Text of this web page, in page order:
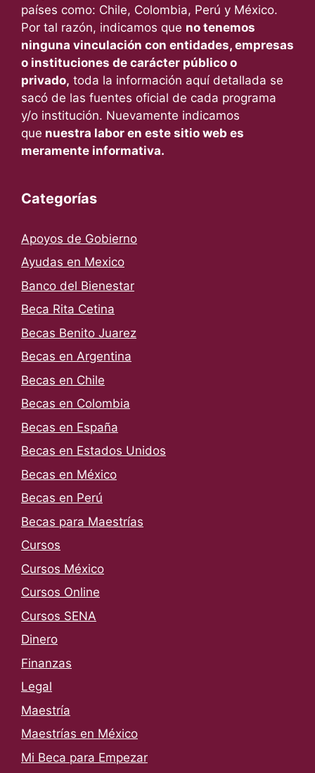
países como: Chile, Colombia, Perú y México.
Por tal razón, indicamos que no tenemos
ninguna vinculación con entidades, empresas
o instituciones de carácter público o
privado, toda la información aquí detallada se
sacó de las fuentes oficial de cada programa
y/o institución. Nuevamente indicamos
que nuestra labor en este sitio web es
meramente informativa.
Categorías
Apoyos de Gobierno
Ayudas en Mexico
Banco del Bienestar
Beca Rita Cetina
Becas Benito Juarez
Becas en Argentina
Becas en Chile
Becas en Colombia
Becas en España
Becas en Estados Unidos
Becas en México
Becas en Perú
Becas para Maestrías
Cursos
Cursos México
Cursos Online
Cursos SENA
Dinero
Finanzas
Legal
Maestría
Maestrías en México
Mi Beca para Empezar